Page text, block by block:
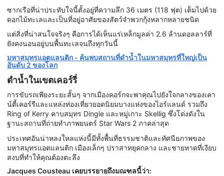
ซากเรือที่น่าประทับใจนี้ตั้งอยู่ที่ความลึก 36 เมตร (118 ฟุต) เต็มไปด้วย
ดอกไม้ทะเลและเป็นที่อยู่อาศัยของสัตว์จำพวกกุ้งหลากหลายชนิด
แต่สิ่งที่น่าสนใจจริงๆ คือการได้เห็นแร่เหล็กมูลค่า 2.6 ล้านดอลลาร์ที่
ยังคงนอนอยู่บนพื้นทะเลจนถึงทุกวันนี้
มหาสมุทรแอตแลนติก - ค้นพบสถานที่ดำน้ำในมหาสมุทรที่ใหญ่เป็น
อันดับ 2 ของโลก
ดำน้ำในเขตเคอร์รี่
การขับรถเพียงระยะสั้นๆ จากเมืองคอร์กจะพาคุณไปยังใจกลางของเคา
น์ตี้เคอร์รีและแหล่งท่องเที่ยวยอดนิยมบางแห่งของไอร์แลนด์ รวมถึง
Ring of Kerry คาบสมุทร Dingle และหมู่เกาะ Skellig ซึ่งโด่งดังใน
ฐานะสถานที่ถ่ายทำภาพยนตร์ Star Wars 2 ภาคล่าสุด
ประเทศอันน่าหลงใหลแห่งนี้มีทั้งพื้นที่ธรรมชาติและทัศนียภาพของ
มหาสมุทรแอตแลนติก เมืองเล็กๆ ปราสาทยุคกลาง และชายหาดที่เงียบ
สงบที่ทำให้คุณต้องตะลึง
Jacques Cousteau เคยบรรยายถึงมณฑลนี้ว่า: